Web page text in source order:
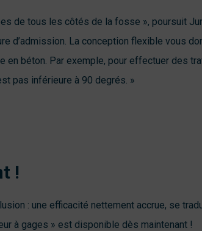
de tous les côtés de la fosse », poursuit
d’admission. La conception flexible vous
en béton. Par exemple, pour effectuer des
pas inférieure à 90 degrés. »
!
: une efficacité nettement accrue, se
à gages » est disponible dès maintenant !